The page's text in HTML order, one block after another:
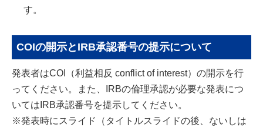
す。
COIの開示とIRB承認番号の提示について
発表者はCOI（利益相反 conflict of interest）の開示を行
ってください。また、IRBの倫理承認が必要な発表につ
いてはIRB承認番号を提示してください。
※発表時にスライド（タイトルスライドの後、ないしは